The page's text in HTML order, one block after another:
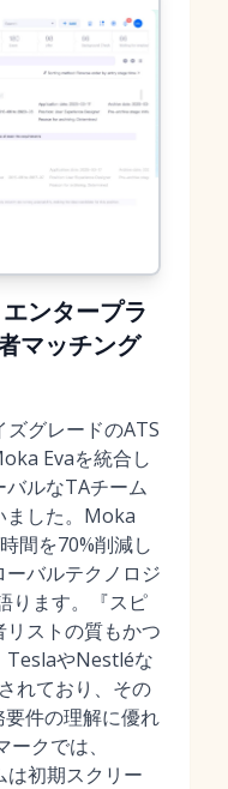
ンタープラ
マッチング
グレードのATS
Evaを統合し
ルなTAチーム
ました。Moka
間を70%削減し
バルテクノロジ
ります。『スピ
ストの質もかつ
TeslaやNestléな
れており、その
件の理解に優れ
クでは、
初期スクリー